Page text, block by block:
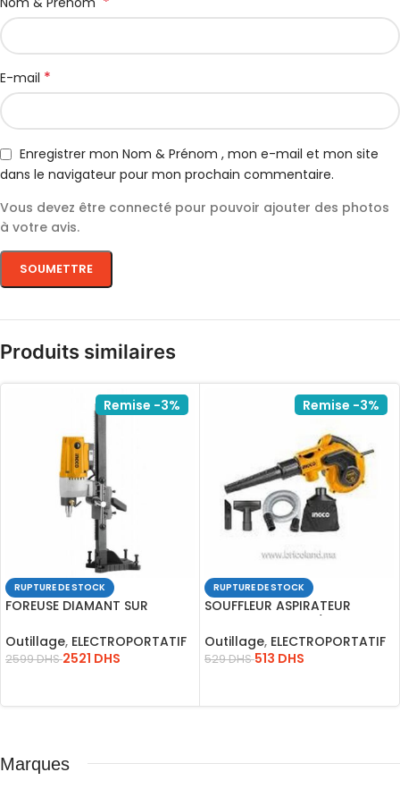
E-mail *
Enregistrer mon Nom & Prénom , mon e-mail et mon site
dans le navigateur pour mon prochain commentaire.
Vous devez être connecté pour pouvoir ajouter des photos
à votre avis.
Produits similaires
Remise -3%
RUPTURE DE STOCK
FOREUSE DIAMANT SUR
Outillage, ELECTROPORTATIF
2599DHS 2521 DHS
Remise -3%
RUPTURE DE STOCK
SOUFFLEUR ASPIRATEUR
Outillage, ELECTROPORTATIF
529DHS 513 DHS
Marques